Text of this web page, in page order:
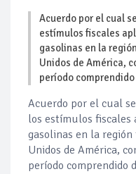
Acuerdo por el cual
estímulos fiscales
gasolinas en la
Unidos de América,
período
Acuerdo por el cual
los estímulos fiscales
gasolinas en la
Unidos de América,
período comprendido